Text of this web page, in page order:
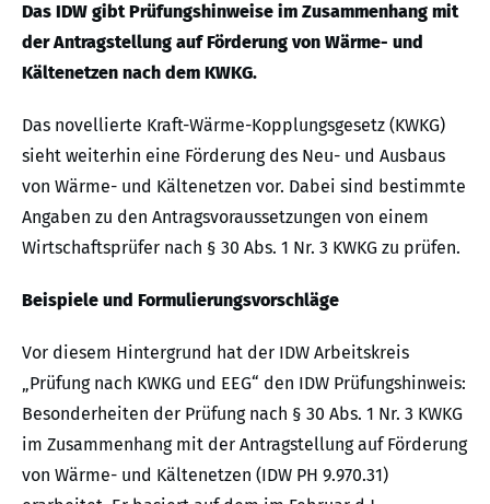
Das IDW gibt Prüfungshinweise im Zusammenhang mit
der Antragstellung auf Förderung von Wärme- und
Kältenetzen nach dem KWKG.
Das novellierte Kraft-Wärme-Kopplungsgesetz (KWKG)
sieht weiterhin eine Förderung des Neu- und Ausbaus
von Wärme- und Kältenetzen vor. Dabei sind bestimmte
Angaben zu den Antragsvoraussetzungen von einem
Wirtschaftsprüfer nach § 30 Abs. 1 Nr. 3 KWKG zu prüfen.
Beispiele und Formulierungsvorschläge
Vor diesem Hintergrund hat der IDW Arbeitskreis
„Prüfung nach KWKG und EEG“ den IDW Prüfungshinweis:
Besonderheiten der Prüfung nach § 30 Abs. 1 Nr. 3 KWKG
im Zusammenhang mit der Antragstellung auf Förderung
von Wärme- und Kältenetzen (IDW PH 9.970.31)